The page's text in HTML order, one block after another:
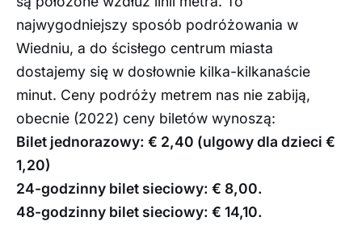
najwygodniejszy sposób podróżowania w
Wiedniu, a do ścisłego centrum miasta
dostajemy się w dosłownie kilka-kilkanaście
minut. Ceny podróży metrem nas nie zabiją,
obecnie (2022) ceny biletów wynoszą:
Bilet jednorazowy: € 2,40 (ulgowy dla dzieci €
1,20)
24-godzinny bilet sieciowy: € 8,00.
48-godzinny bilet sieciowy: € 14,10.